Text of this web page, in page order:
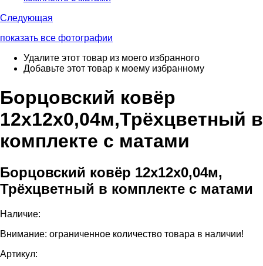
Следующая
показать все фотографии
Удалите этот товар из моего избранного
Добавьте этот товар к моему избранному
Борцовский ковёр
12х12х0,04м,Трёхцветный в
комплекте с матами
Борцовский ковёр 12х12х0,04м,
Трёхцветный в комплекте с матами
Наличие:
Внимание: ограниченное количество товара в наличии!
Артикул: